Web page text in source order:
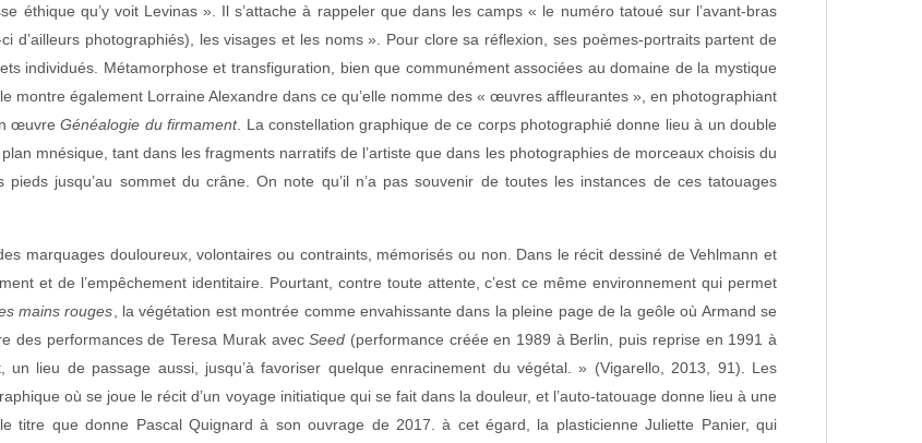
éthique qu’y voit Levinas ». Il s’attache à rappeler que dans les camps « le numéro tatoué sur l’avant‑bras
d’ailleurs photographiés), les visages et les noms ». Pour clore sa réflexion, ses poèmes‑portraits partent de
individués. Métamorphose et transfiguration, bien que communément associées au domaine de la mystique
montre également Lorraine Alexandre dans ce qu’elle nomme des « œuvres affleurantes », en photographiant
œuvre Généalogie du firmament. La constellation graphique de ce corps photographié donne lieu à un double
mnésique, tant dans les fragments narratifs de l’artiste que dans les photographies de morceaux choisis du
jusqu’au sommet du crâne. On note qu’il n’a pas souvenir de toutes les instances de ces tatouages
marquages douloureux, volontaires ou contraints, mémorisés ou non. Dans le récit dessiné de Vehlmann et
et de l’empêchement identitaire. Pourtant, contre toute attente, c’est ce même environnement qui permet
mains rouges , la végétation est montrée comme envahissante dans la pleine page de la geôle où Armand se
des performances de Teresa Murak avecSeed (performance créée en 1989 à Berlin, puis reprise en 1991 à
lieu de passage aussi, jusqu’à favoriser quelque enracinement du végétal. » (Vigarello, 2013, 91). Les
où se joue le récit d’un voyage initiatique qui se fait dans la douleur, et l’auto‑tatouage donne lieu à une
titre que donne Pascal Quignard à son ouvrage de 2017. à cet égard, la plasticienne Juliette Panier, qui